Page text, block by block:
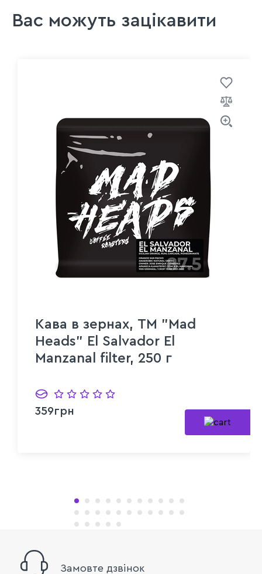
Вас можуть зацікавити
Кава в зернах, ТМ "Mad
Heads" El Salvador El
Manzanal filter, 250 г
359грн
Замовте дзвінок